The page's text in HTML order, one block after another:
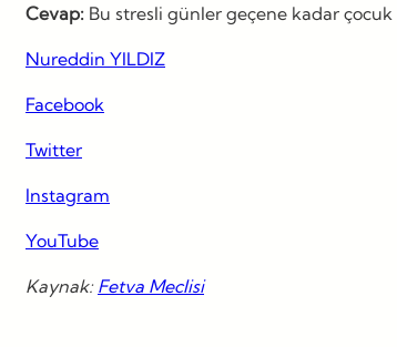
Cevap: Bu stresli günler geçene kadar
Nureddin YILDIZ
Facebook
Twitter
Instagram
YouTube
Kaynak: Fetva Meclisi